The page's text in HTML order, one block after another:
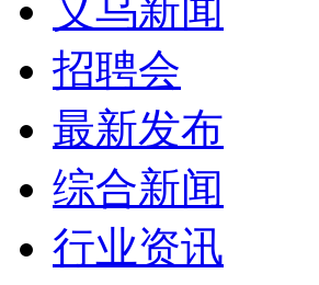
义乌新闻
招聘会
最新发布
综合新闻
行业资讯